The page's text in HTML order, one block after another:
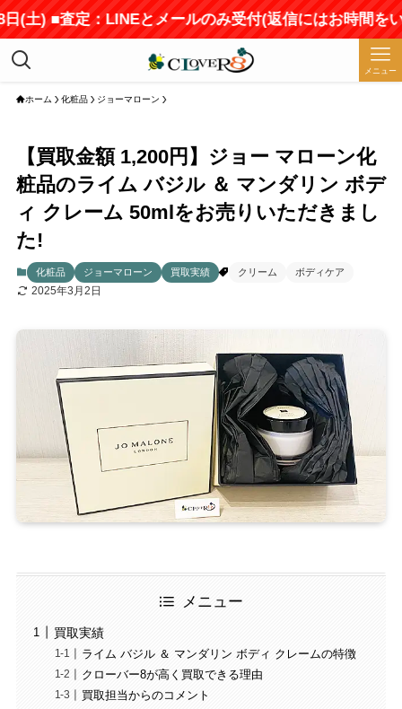
■査定：LINEとメールのみ受付(返信にはお時間をいただ
メニュー
ホーム 化粧品 ジョーマローン
【買取金額 1,200円】ジョー マローン化
粧品のライム バジル ＆ マンダリン ボデ
ィ クレーム 50mlをお売りいただきまし
た!
化粧品 ジョーマローン 買取実績 クリーム ボディケア
2025年3月2日
メニュー
買取実績
ライム バジル ＆ マンダリン ボディ クレームの特徴
クローバー8が高く買取できる理由
買取担当からのコメント